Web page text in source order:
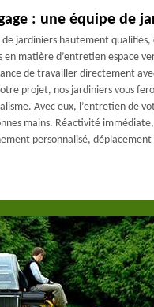
: une équipe de
de jardiniers hautement qualifiés,
en matière d’entretien espace
de travailler directement
projet, nos jardiniers vous
Avec eux, l’entretien de
mains. Réactivité
personnalisé,